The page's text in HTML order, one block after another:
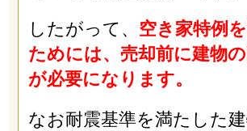
したがって、 空き家特例
ためには、売却前に建物
が必要になります。
なお耐震基準を満たした